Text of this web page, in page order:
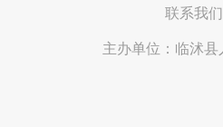
联系我们
主办单位：临沭